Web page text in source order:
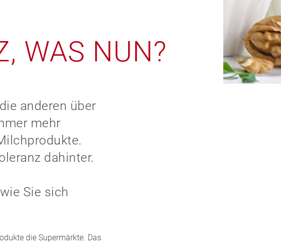
WAS NUN?
anderen über
mehr
dahinter.
Sie sich
die Supermärkte. Das